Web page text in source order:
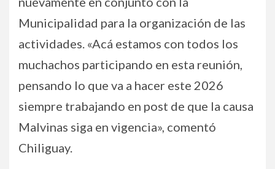
Municipalidad para la organización de las
actividades. «Acá estamos con todos los
muchachos participando en esta reunión,
pensando lo que va a hacer este 2026
siempre trabajando en post de que la causa
Malvinas siga en vigencia», comentó
Chiliguay.